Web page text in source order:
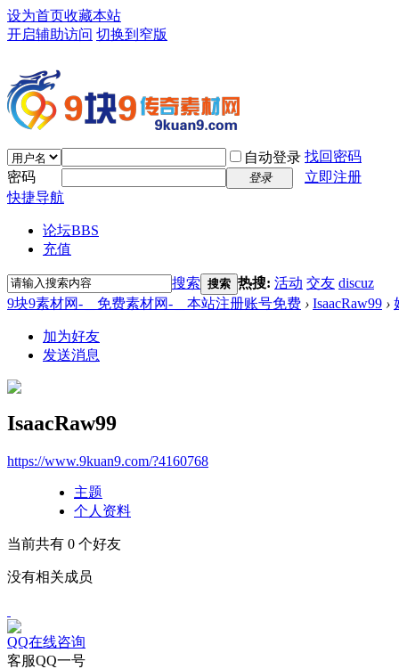
设为首页收藏本站
开启辅助访问 切换到窄版
自动登录 找回密码
密码
登录
立即注册
快捷导航
论坛BBS
充值
搜索 搜索 热搜: 活动 交友 discuz
9块9素材网-＿免费素材网-＿本站注册账号免费 › IsaacRaw99 ›
加为好友
发送消息
IsaacRaw99
https://www.9kuan9.com/?4160768
主题
个人资料
当前共有 0 个好友
没有相关成员
QQ在线咨询
客服QQ一号